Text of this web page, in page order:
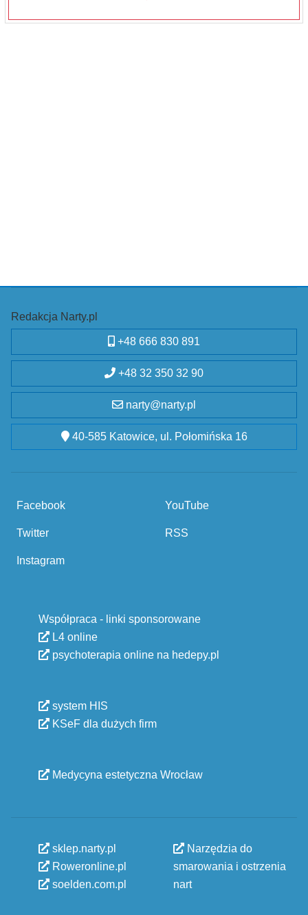
Redakcja Narty.pl
+48 666 830 891
+48 32 350 32 90
narty@narty.pl
40-585 Katowice, ul. Połomińska 16
Facebook
Twitter
Instagram
YouTube
RSS
Współpraca - linki sponsorowane
L4 online
psychoterapia online na hedepy.pl
system HIS
KSeF dla dużych firm
Medycyna estetyczna Wrocław
sklep.narty.pl
Roweronline.pl
soelden.com.pl
Narzędzia do
smarowania i ostrzenia
nart